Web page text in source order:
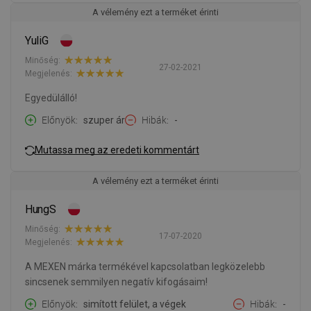
A vélemény ezt a terméket érinti
YuliG
27-02-2021
Minőség:
Megjelenés:
Egyedülálló!
Előnyök
szuper ár Hibák -
Mutassa meg az eredeti kommentárt
A vélemény ezt a terméket érinti
HungS
17-07-2020
Minőség:
Megjelenés:
A MEXEN márka termékével kapcsolatban legközelebb
sincsenek semmilyen negatív kifogásaim!
Előnyök
simított felület, a végek Hibák -